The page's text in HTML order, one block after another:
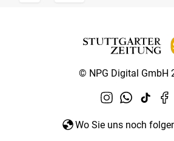
© NPG Digital GmbH
Wo Sie uns noch